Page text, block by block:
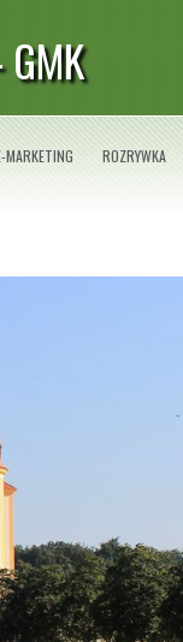
MARKETING ROZRYWKA